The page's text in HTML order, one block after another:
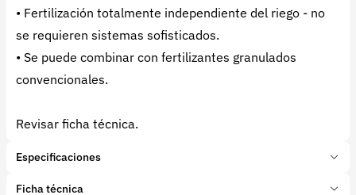
• Fertilización totalmente independiente del riego - no
se requieren sistemas sofisticados.
• Se puede combinar con fertilizantes granulados
convencionales.
Revisar ficha técnica.
Especificaciones
Marca: Haifa
Ficha técnica